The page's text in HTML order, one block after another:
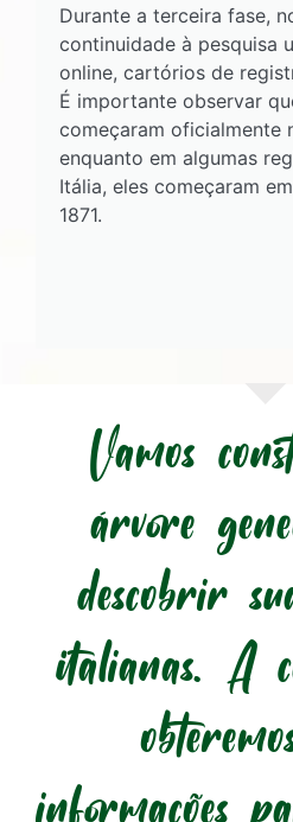
Durante a terceira fase,
continuidade à pesquisa
online, cartórios de
É importante observar
começaram oficialmente
enquanto em algumas
Itália, eles começaram
1871.
Vamos
árvore
descobrir
italianas. A